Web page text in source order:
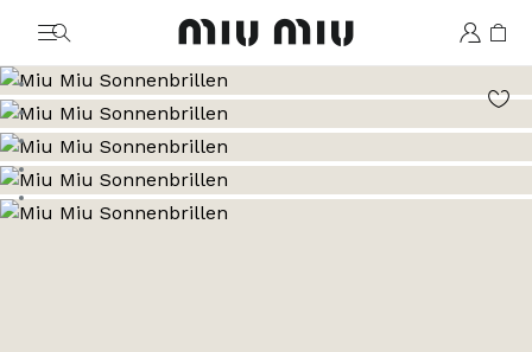
MiuMiu logo
Zum Bild 1
Zum Bild 2
Zum Bild 3
Zum Bild 4
Zum Bild 5
Zum Bild 6